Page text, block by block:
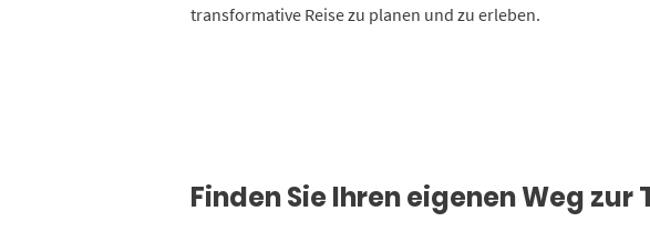
transformative Reise zu planen und zu erleben.
Finden Sie Ihren eigenen Weg